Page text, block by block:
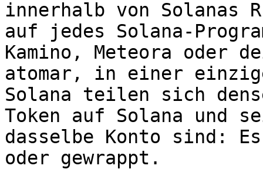
innerhalb von Solanas
auf jedes Solana-
Kamino, Meteora oder
atomar, in einer
Solana teilen sich
Token auf Solana und
dasselbe Konto sind:
oder gewrappt.